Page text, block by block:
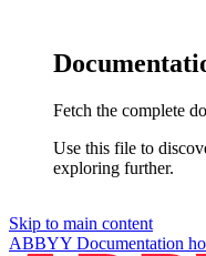
Fetch the complete
Use this file to
exploring further.
Skip to main content
ABBYY Documentation